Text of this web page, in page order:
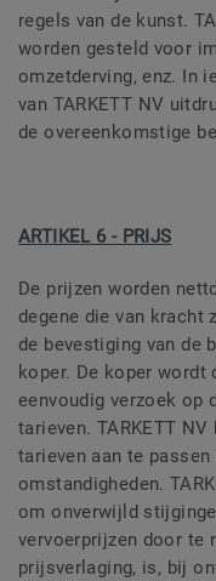
regels van de kunst.
worden gesteld voor
omzetderving, enz. In
van TARKETT NV
de overeenkomstige
ARTIKEL 6 - PRIJS
De prijzen worden
degene die van kracht
de bevestiging van de
koper. De koper wordt
eenvoudig verzoek op
tarieven. TARKETT
tarieven aan te
omstandigheden.
om onverwijld
vervoerprijzen door te
prijsverlaging, is, bij